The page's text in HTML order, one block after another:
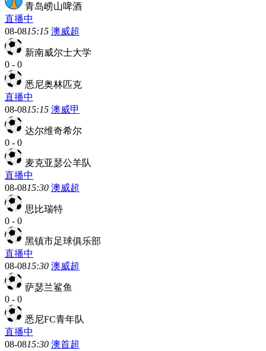
青岛崂山啤酒
直播中
08-0815:15 澳威超
新南威尔士大学
0 - 0
悉尼奥林匹克
直播中
08-0815:15 澳威甲
达尔维奇希尔
0 - 0
麦克亚瑟公羊队
直播中
08-0815:30 澳威超
思比瑞特
0 - 0
黑镇市足球俱乐部
直播中
08-0815:30 澳威超
萨瑟兰鲨鱼
0 - 0
悉尼FC青年队
直播中
08-0815:30 澳首超